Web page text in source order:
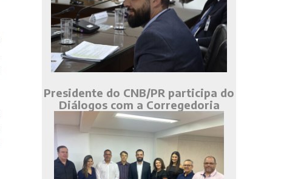
Presidente do CNB/PR participa do
Diálogos com a Corregedoria